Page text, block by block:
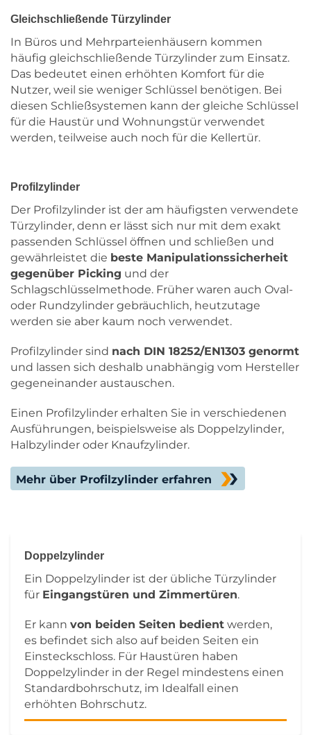
Gleichschließende Türzylinder
In Büros und Mehrparteienhäusern kommen
häufig gleichschließende Türzylinder zum Einsatz.
Das bedeutet einen erhöhten Komfort für die
Nutzer, weil sie weniger Schlüssel benötigen. Bei
diesen Schließsystemen kann der gleiche Schlüssel
für die Haustür und Wohnungstür verwendet
werden, teilweise auch noch für die Kellertür.
Profilzylinder
Der Profilzylinder ist der am häufigsten verwendete
Türzylinder, denn er lässt sich nur mit dem exakt
passenden Schlüssel öffnen und schließen und
gewährleistet die beste Manipulationssicherheit
gegenüber Picking und der
Schlagschlüsselmethode. Früher waren auch Oval-
oder Rundzylinder gebräuchlich, heutzutage
werden sie aber kaum noch verwendet.
Profilzylinder sind nach DIN 18252/EN1303 genormt
und lassen sich deshalb unabhängig vom Hersteller
gegeneinander austauschen.
Einen Profilzylinder erhalten Sie in verschiedenen
Ausführungen, beispielsweise als Doppelzylinder,
Halbzylinder oder Knaufzylinder.
Mehr über Profilzylinder erfahren
Doppelzylinder
Ein Doppelzylinder ist der übliche Türzylinder
für Eingangstüren und Zimmertüren.
Er kann von beiden Seiten bedient werden,
es befindet sich also auf beiden Seiten ein
Einsteckschloss. Für Haustüren haben
Doppelzylinder in der Regel mindestens einen
Standardbohrschutz, im Idealfall einen
erhöhten Bohrschutz.